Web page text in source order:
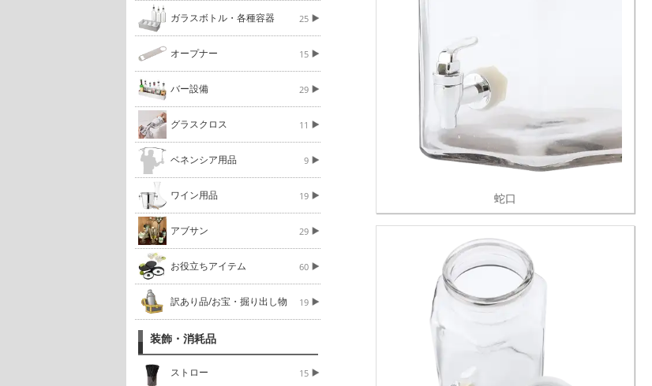
ガラスボトル・各種容器 25
オープナー 15
バー設備 29
グラスクロス 11
ベネンシア用品 9
ワイン用品 19
アブサン 29
お役立ちアイテム 60
訳あり品/お宝・掘り出し物 19
装飾・消耗品
ストロー 15
蛇口